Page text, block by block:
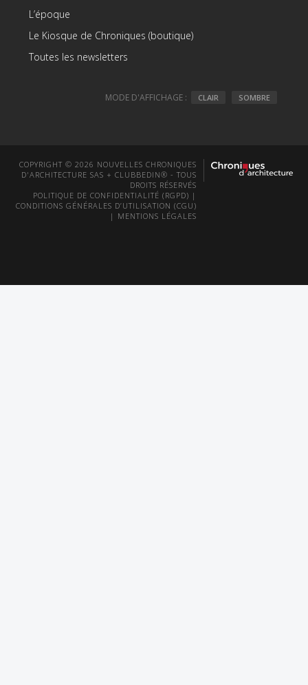
L’époque
Le Kiosque de Chroniques (boutique)
Toutes les newsletters
MODE D'AFFICHAGE : CLAIR SOMBRE
COPYRIGHT © 2026 NOUVELLES CHRONIQUES
D'ARCHITECTURE SAS + CLUBBEDIN® - TOUS
DROITS RÉSERVÉS
POLITIQUE DE CONFIDENTIALITÉ (RGPD) |
CONDITIONS GÉNÉRALES D’UTILISATION (CGU)
| MENTIONS LÉGALES